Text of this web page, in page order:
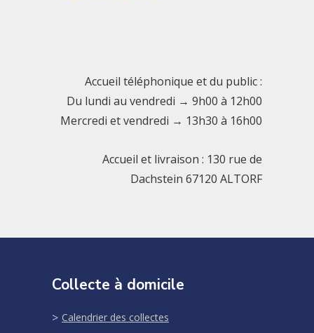
Accueil téléphonique et du public :
Du lundi au vendredi → 9h00 à 12h00
Mercredi et vendredi → 13h30 à 16h00
Accueil et livraison : 130 rue de
Dachstein 67120 ALTORF
Collecte à domicile
Calendrier des collectes